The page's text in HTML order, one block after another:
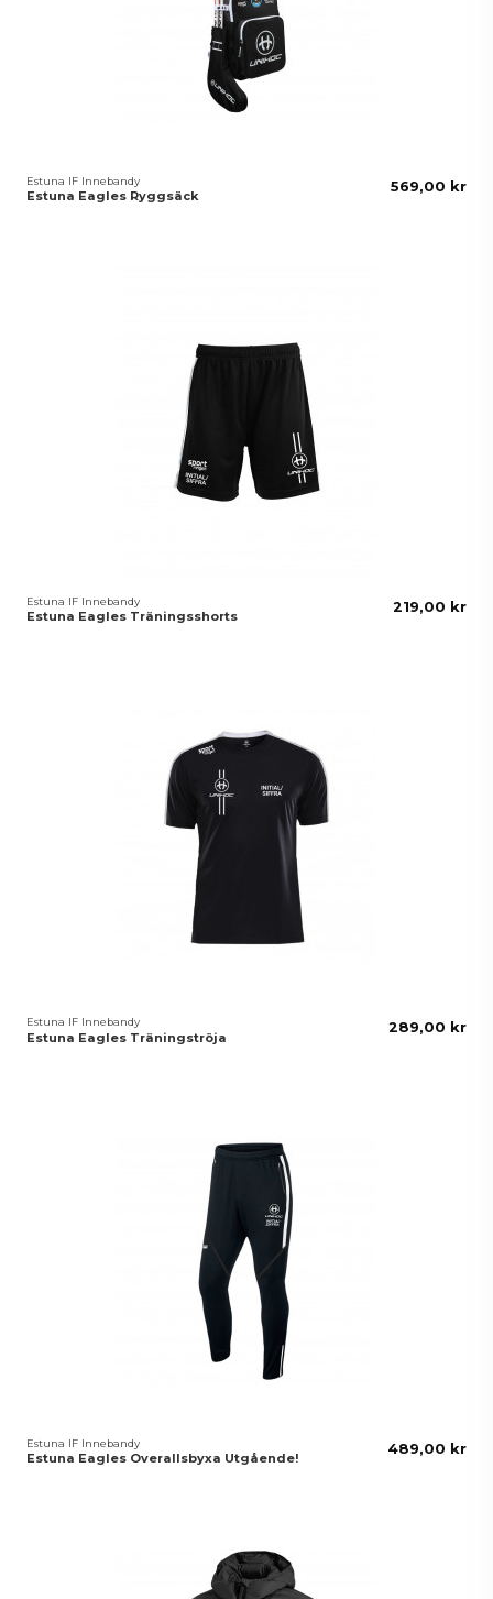
Estuna IF Innebandy
Estuna Eagles Ryggsäck
569,00 kr
Estuna IF Innebandy
Estuna Eagles Träningsshorts
219,00 kr
Estuna IF Innebandy
Estuna Eagles Träningströja
289,00 kr
Estuna IF Innebandy
Estuna Eagles Overallsbyxa Utgående!
489,00 kr